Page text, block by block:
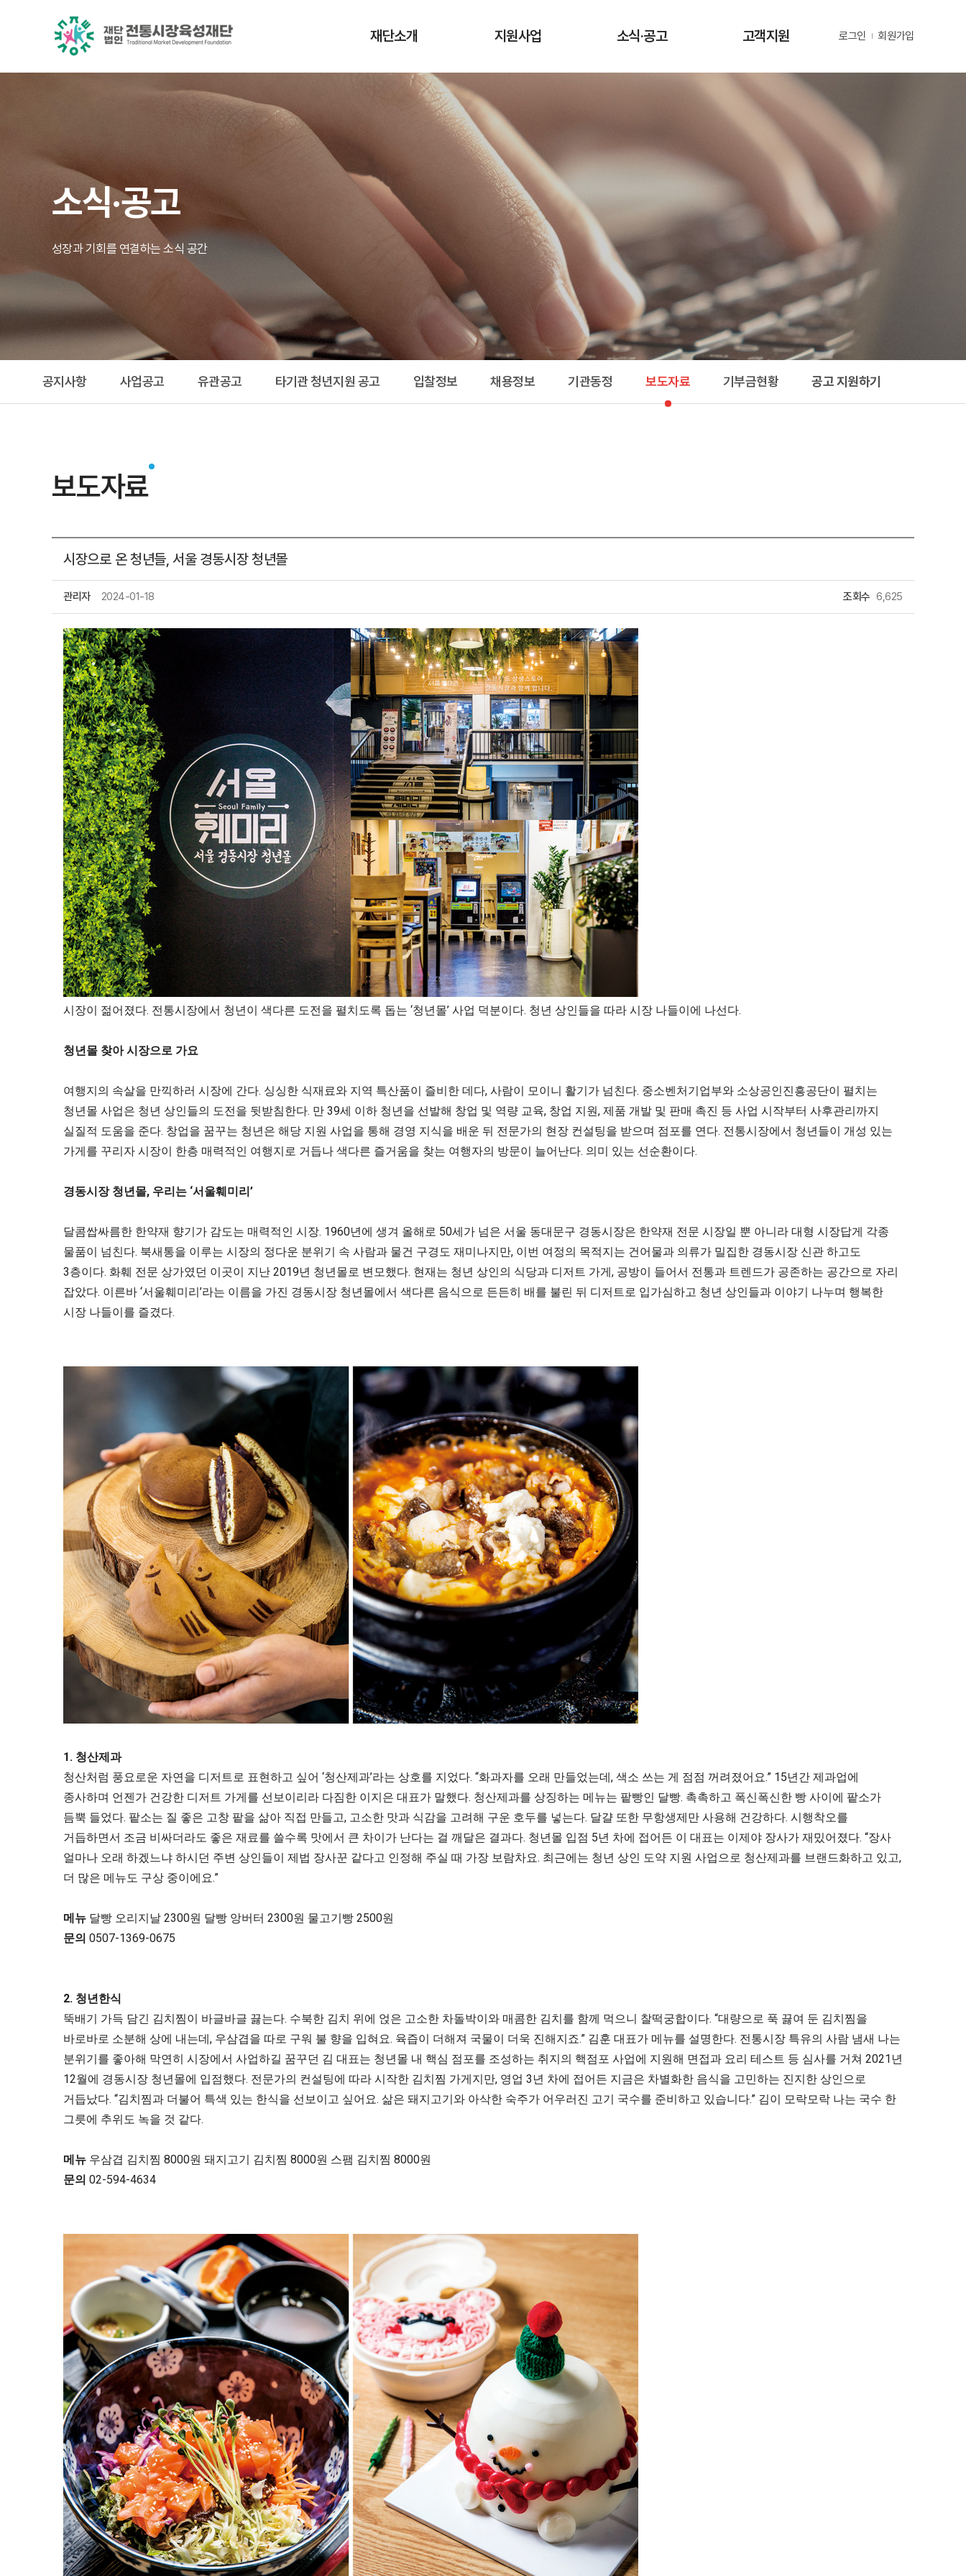
재단소개
CI·슬로건 소개
오시는 길
지원사업
청년상인 육성사업
창업단계
성장단계
도약단계
전통시장 디지털
역량강화 사업
소식·공고
유관공고
채용정보
기관동정
보도자료
기부금현황
공고 지원하기
고객지원
부정 및 공익신고
로그인 회원가입
소식·공고
성장과 기회를 연결하는 소식 공간
공지사항 사업공고 유관공고 타기관 청년지원 공고 입찰정보 채용정보 기관동정 보도자료 기부금현황 공고 지원하기
보도자료
시장으로 온 청년들, 서울 경동시장 청년몰
관리자 2024-01-18 조회수 6,625
시장이 젊어졌다. 전통시장에서 청년이 색다른 도전을 펼치도록 돕는 ‘청년몰’ 사업 덕분이다. 청년 상인들을 따라 시장 나들이에 나선다.
청년몰 찾아 시장으로 가요
여행지의 속살을 만끽하러 시장에 간다. 싱싱한 식재료와 지역 특산품이 즐비한 데다, 사람이 모이니 활기가 넘친다. 중소벤처기업부와 소상공인진흥공단이 펼치는
청년몰 사업은 청년 상인들의 도전을 뒷받침한다. 만 39세 이하 청년을 선발해 창업 및 역량 교육, 창업 지원, 제품 개발 및 판매 촉진 등 사업 시작부터 사후관리까지
실질적 도움을 준다. 창업을 꿈꾸는 청년은 해당 지원 사업을 통해 경영 지식을 배운 뒤 전문가의 현장 컨설팅을 받으며 점포를 연다. 전통시장에서 청년들이 개성 있는
가게를 꾸리자 시장이 한층 매력적인 여행지로 거듭나 색다른 즐거움을 찾는 여행자의 방문이 늘어난다. 의미 있는 선순환이다.
경동시장 청년몰, 우리는 ‘서울훼미리’
달콤쌉싸름한 한약재 향기가 감도는 매력적인 시장. 1960년에 생겨 올해로 50세가 넘은 서울 동대문구 경동시장은 한약재 전문 시장일 뿐 아니라 대형 시장답게 각종
물품이 넘친다. 북새통을 이루는 시장의 정다운 분위기 속 사람과 물건 구경도 재미나지만, 이번 여정의 목적지는 건어물과 의류가 밀집한 경동시장 신관 하고도
3층이다. 화훼 전문 상가였던 이곳이 지난 2019년 청년몰로 변모했다. 현재는 청년 상인의 식당과 디저트 가게, 공방이 들어서 전통과 트렌드가 공존하는 공간으로 자리
잡았다. 이른바 ‘서울훼미리’라는 이름을 가진 경동시장 청년몰에서 색다른 음식으로 든든히 배를 불린 뒤 디저트로 입가심하고 청년 상인들과 이야기 나누며 행복한
시장 나들이를 즐겼다.
1. 청산제과
청산처럼 풍요로운 자연을 디저트로 표현하고 싶어 ‘청산제과’라는 상호를 지었다. “화과자를 오래 만들었는데, 색소 쓰는 게 점점 꺼려졌어요.” 15년간 제과업에
종사하며 언젠가 건강한 디저트 가게를 선보이리라 다짐한 이지은 대표가 말했다. 청산제과를 상징하는 메뉴는 팥빵인 달빵. 촉촉하고 폭신폭신한 빵 사이에 팥소가
듬뿍 들었다. 팥소는 질 좋은 고창 팥을 삶아 직접 만들고, 고소한 맛과 식감을 고려해 구운 호두를 넣는다. 달걀 또한 무항생제만 사용해 건강하다. 시행착오를
거듭하면서 조금 비싸더라도 좋은 재료를 쓸수록 맛에서 큰 차이가 난다는 걸 깨달은 결과다. 청년몰 입점 5년 차에 접어든 이 대표는 이제야 장사가 재밌어졌다. “장사
얼마나 오래 하겠느냐 하시던 주변 상인들이 제법 장사꾼 같다고 인정해 주실 때 가장 보람차요. 최근에는 청년 상인 도약 지원 사업으로 청산제과를 브랜드화하고 있고,
더 많은 메뉴도 구상 중이에요.”
메뉴 달빵 오리지날 2300원 달빵 앙버터 2300원 물고기빵 2500원
문의 0507-1369-0675
2. 청년한식
뚝배기 가득 담긴 김치찜이 바글바글 끓는다. 수북한 김치 위에 얹은 고소한 차돌박이와 매콤한 김치를 함께 먹으니 찰떡궁합이다. “대량으로 푹 끓여 둔 김치찜을
바로바로 소분해 상에 내는데, 우삼겹을 따로 구워 불 향을 입혀요. 육즙이 더해져 국물이 더욱 진해지죠.” 김훈 대표가 메뉴를 설명한다. 전통시장 특유의 사람 냄새 나는
분위기를 좋아해 막연히 시장에서 사업하길 꿈꾸던 김 대표는 청년몰 내 핵심 점포를 조성하는 취지의 핵점포 사업에 지원해 면접과 요리 테스트 등 심사를 거쳐 2021년
12월에 경동시장 청년몰에 입점했다. 전문가의 컨설팅에 따라 시작한 김치찜 가게지만, 영업 3년 차에 접어든 지금은 차별화한 음식을 고민하는 진지한 상인으로
거듭났다. “김치찜과 더불어 특색 있는 한식을 선보이고 싶어요. 삶은 돼지고기와 아삭한 숙주가 어우러진 고기 국수를 준비하고 있습니다.” 김이 모락모락 나는 국수 한
그릇에 추위도 녹을 것 같다.
메뉴 우삼겹 김치찜 8000원 돼지고기 김치찜 8000원 스팸 김치찜 8000원
문의 02-594-4634